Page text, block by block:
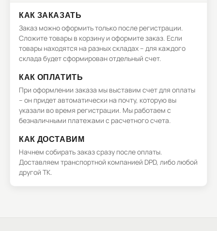
КАК ЗАКАЗАТЬ
Заказ можно оформить только после регистрации.
Сложите товары в корзину и оформите заказ. Если
товары находятся на разных складах – для каждого
склада будет сформирован отдельный счет.
КАК ОПЛАТИТЬ
При оформлении заказа мы выставим счет для оплаты
– он придет автоматически на почту, которую вы
указали во время регистрации. Мы работаем с
безналичными платежами с расчетного счета.
КАК ДОСТАВИМ
Начнем собирать заказ сразу после оплаты.
Доставляем транспортной компанией DPD, либо любой
другой ТК.